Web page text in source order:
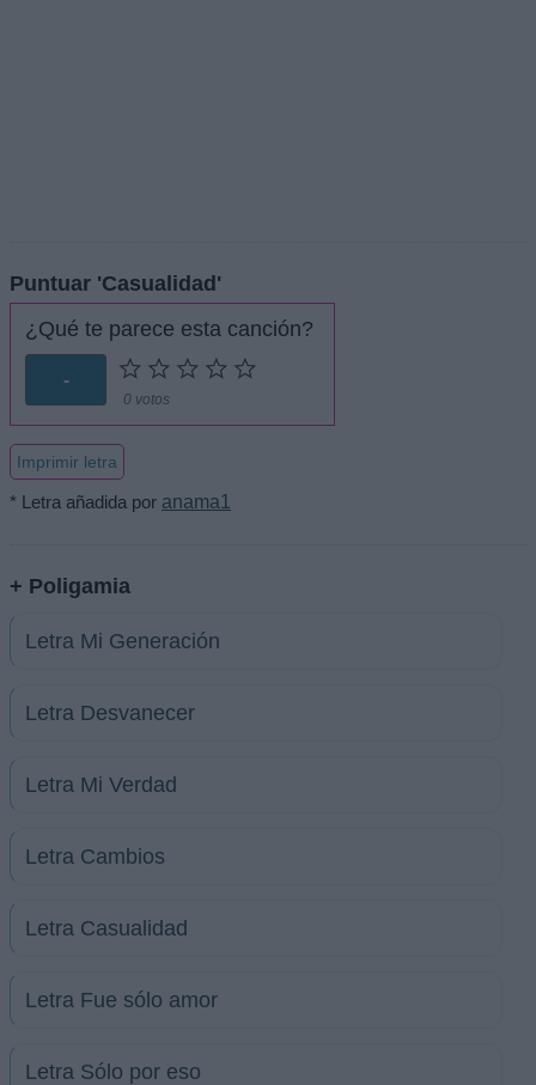
Puntuar 'Casualidad'
¿Qué te parece esta canción?
-
0 votos
Imprimir letra
* Letra añadida por anama1
+ Poligamia
Letra Mi Generación
Letra Desvanecer
Letra Mi Verdad
Letra Cambios
Letra Casualidad
Letra Fue sólo amor
Letra Sólo por eso